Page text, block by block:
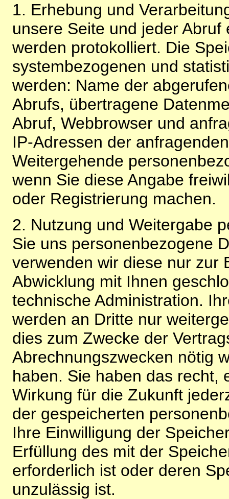
1. Erhebung und
unsere Seite und jeder
werden protokolliert. Die
systembezogenen und
werden: Name der
Abrufs, übertragene
Abruf, Webbrowser und
IP-Adressen der
Weitergehende
wenn Sie diese Angabe
oder Registrierung machen.
2. Nutzung und Weitergabe
Sie uns personenbezogene
verwenden wir diese nur zur
Abwicklung mit Ihnen
technische Administration.
werden an Dritte nur
dies zum Zwecke der
Abrechnungszwecken nötig
haben. Sie haben das recht,
Wirkung für die Zukunft
der gespeicherten
Ihre Einwilligung der
Erfüllung des mit der
erforderlich ist oder deren
unzulässig ist.